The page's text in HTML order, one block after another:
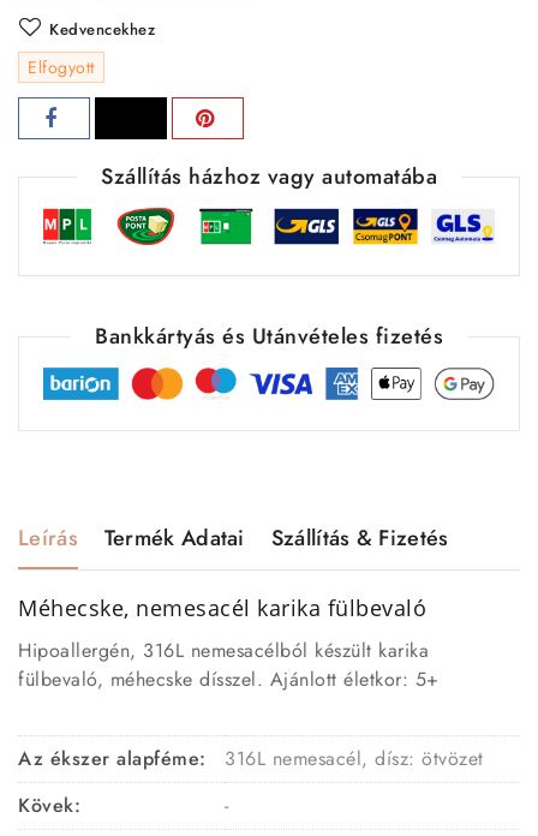
Kedvencekhez
Elfogyott
Szállítás házhoz vagy automatába
Bankkártyás és Utánvételes fizetés
Leírás Termék Adatai Szállítás & Fizetés
Méhecske, nemesacél karika fülbevaló
Hipoallergén, 316L nemesacélból készült karika
fülbevaló, méhecske dísszel. Ajánlott életkor: 5+
Az ékszer alapféme:
316L nemesacél, dísz: ötvözet
Kövek:
-